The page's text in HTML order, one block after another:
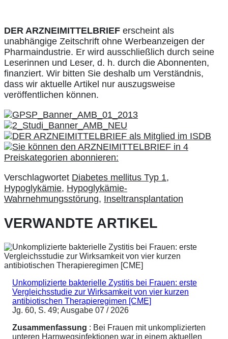
DER ARZNEIMITTELBRIEF erscheint als
unabhängige Zeitschrift ohne Werbeanzeigen der
Pharmaindustrie. Er wird ausschließlich durch seine
Leserinnen und Leser, d. h. durch die Abonnenten,
finanziert. Wir bitten Sie deshalb um Verständnis,
dass wir aktuelle Artikel nur auszugsweise
veröffentlichen können.
Verschlagwortet Diabetes mellitus Typ 1,
Hypoglykämie, Hypoglykämie-
Wahrnehmungsstörung, Inseltransplantation
VERWANDTE ARTIKEL
Unkomplizierte bakterielle Zystitis bei Frauen: erste
Vergleichsstudie zur Wirksamkeit von vier kurzen
antibiotischen Therapieregimen [CME]
Jg. 60, S. 49; Ausgabe 07 / 2026
Zusammenfassung : Bei Frauen mit unkomplizierten
unteren Harnwegsinfektionen war in einem aktuellen